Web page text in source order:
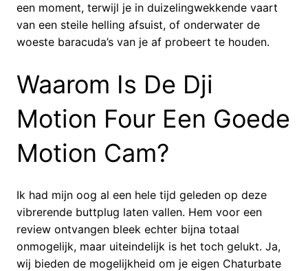
een moment, terwijl je in duizelingwekkende vaart
van een steile helling afsuist, of onderwater de
woeste baracuda’s van je af probeert te houden.
Waarom Is De Dji
Motion Four Een Goede
Motion Cam?
Ik had mijn oog al een hele tijd geleden op deze
vibrerende buttplug laten vallen. Hem voor een
review ontvangen bleek echter bijna totaal
onmogelijk, maar uiteindelijk is het toch gelukt. Ja,
wij bieden de mogelijkheid om je eigen Chaturbate